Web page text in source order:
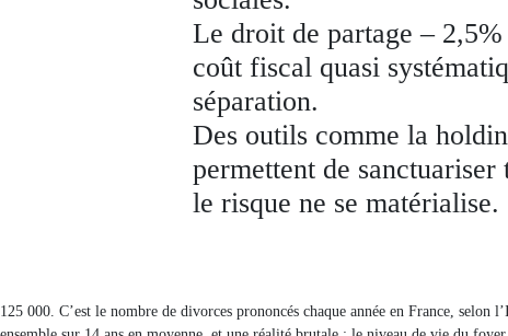
Le droit de partage –
coût fiscal quasi
séparation.
Des outils comme la
permettent de
le risque ne se matérialise.
125 000. C’est le nombre de divorces prononcés chaque année en France,